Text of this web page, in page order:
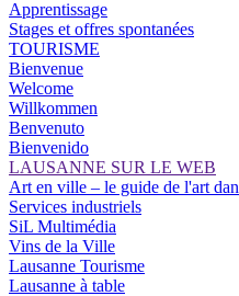
Apprentissage
Stages et offres spontanées
TOURISME
Bienvenue
Welcome
Willkommen
Benvenuto
Bienvenido
LAUSANNE SUR LE WEB
Art en ville – le guide de l'art
Services industriels
SiL Multimédia
Vins de la Ville
Lausanne Tourisme
Lausanne à table